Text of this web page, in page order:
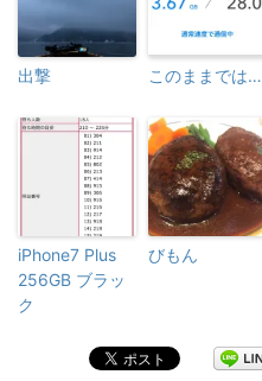
出撃 このままでは…
iPhone7 Plus
256GB ブラッ
ク
びもん